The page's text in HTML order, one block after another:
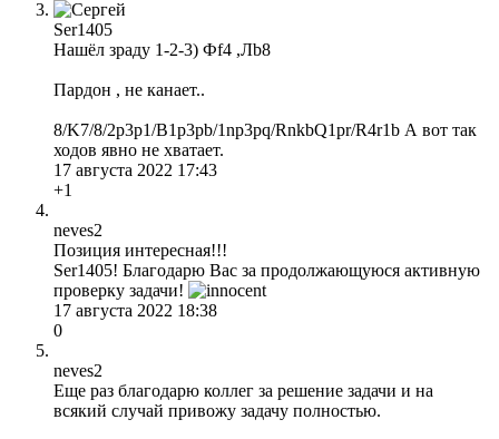
Ser1405
Нашёл зраду 1-2-3) Фf4 ,Лb8
Пардон , не канает..
8/K7/8/2p3p1/B1p3pb/1np3pq/RnkbQ1pr/R4r1b А вот так
ходов явно не хватает.
17 августа 2022 17:43
+1
neves2
Позиция интересная!!!
Ser1405! Благодарю Вас за продолжающуюся активную
проверку задачи!
17 августа 2022 18:38
0
neves2
Еще раз благодарю коллег за решение задачи и на
всякий случай привожу задачу полностью.